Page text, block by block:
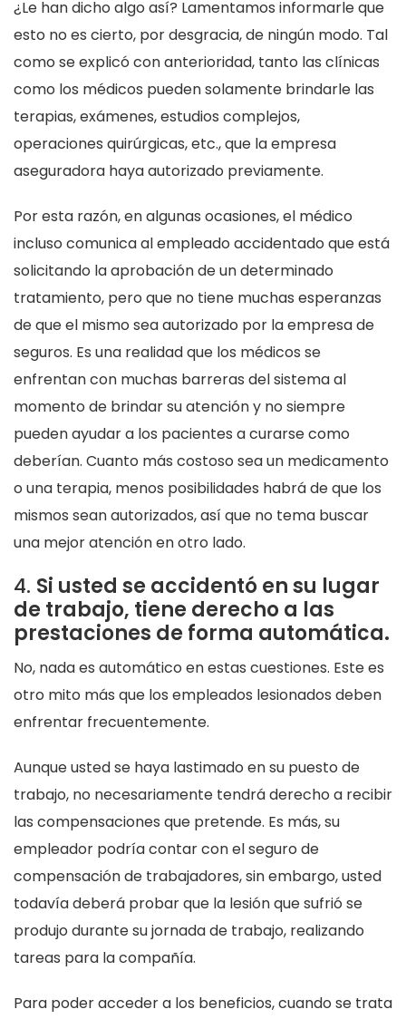
¿Le han dicho algo así? Lamentamos informarle que
esto no es cierto, por desgracia, de ningún modo. Tal
como se explicó con anterioridad, tanto las clínicas
como los médicos pueden solamente brindarle las
terapias, exámenes, estudios complejos,
operaciones quirúrgicas, etc., que la empresa
aseguradora haya autorizado previamente.
Por esta razón, en algunas ocasiones, el médico
incluso comunica al empleado accidentado que está
solicitando la aprobación de un determinado
tratamiento, pero que no tiene muchas esperanzas
de que el mismo sea autorizado por la empresa de
seguros. Es una realidad que los médicos se
enfrentan con muchas barreras del sistema al
momento de brindar su atención y no siempre
pueden ayudar a los pacientes a curarse como
deberían. Cuanto más costoso sea un medicamento
o una terapia, menos posibilidades habrá de que los
mismos sean autorizados, así que no tema buscar
una mejor atención en otro lado.
4. Si usted se accidentó en su lugar
de trabajo, tiene derecho a las
prestaciones de forma automática.
No, nada es automático en estas cuestiones. Este es
otro mito más que los empleados lesionados deben
enfrentar frecuentemente.
Aunque usted se haya lastimado en su puesto de
trabajo, no necesariamente tendrá derecho a recibir
las compensaciones que pretende. Es más, su
empleador podría contar con el seguro de
compensación de trabajadores, sin embargo, usted
todavía deberá probar que la lesión que sufrió se
produjo durante su jornada de trabajo, realizando
tareas para la compañía.
Para poder acceder a los beneficios, cuando se trata